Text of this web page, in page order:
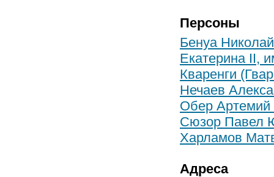
Персоны
Бенуа
Екатерина II,
Кваренги
Нечаев
Обер Артемий
Сюзор Павел
Харламов
Адреса